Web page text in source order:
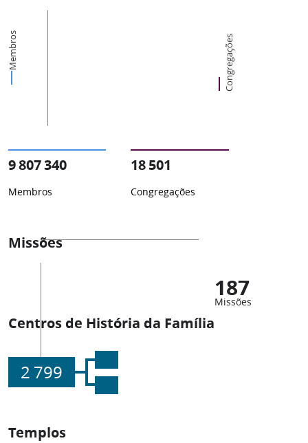
Membros Congregações
9 807 340
Membros
18 501
Congregações
Missões
187
Missões
Centros de História da Família
2 799
Templos